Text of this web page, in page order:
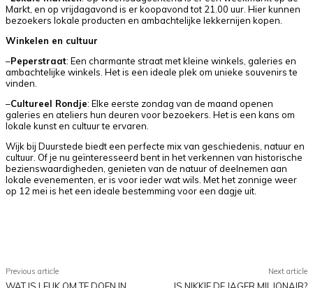
Markt, en op vrijdagavond is er koopavond tot 21.00 uur. Hier kunnen
bezoekers lokale producten en ambachtelijke lekkernijen kopen.
Winkelen en cultuur
–Peperstraat: Een charmante straat met kleine winkels, galeries en
ambachtelijke winkels. Het is een ideale plek om unieke souvenirs te
vinden.
–Cultureel Rondje: Elke eerste zondag van de maand openen
galeries en ateliers hun deuren voor bezoekers. Het is een kans om
lokale kunst en cultuur te ervaren.
Wijk bij Duurstede biedt een perfecte mix van geschiedenis, natuur en
cultuur. Of je nu geïnteresseerd bent in het verkennen van historische
bezienswaardigheden, genieten van de natuur of deelnemen aan
lokale evenementen, er is voor ieder wat wils. Met het zonnige weer
op 12 mei is het een ideale bestemming voor een dagje uit.
Previous article Next article